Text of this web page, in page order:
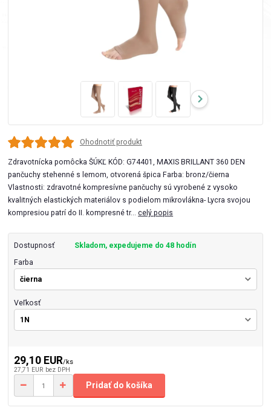
Ohodnotiť produkt
Zdravotnícka pomôcka ŠÚKĽ KÓD: G74401, MAXIS BRILLANT 360 DEN
pančuchy stehenné s lemom, otvorená špica Farba: bronz/čierna
Vlastnosti: zdravotné kompresívne pančuchy sú vyrobené z vysoko
kvalitných elastických materiálov s podielom mikrovlákna- Lycra svojou
kompresiou patrí do II. kompresné tr...celý popis
Dostupnosť Skladom, expedujeme do 48 hodín
Farba
Veľkosť
29,10 EUR/ks
27,71 EUR bez DPH
Pridať do košíka